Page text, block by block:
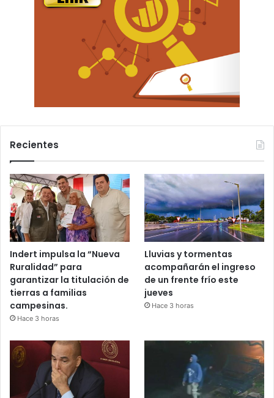
Recientes
Indert impulsa la “Nueva
Ruralidad” para
garantizar la titulación de
tierras a familias
campesinas.
Hace 3 horas
Lluvias y tormentas
acompañarán el ingreso
de un frente frío este
jueves
Hace 3 horas